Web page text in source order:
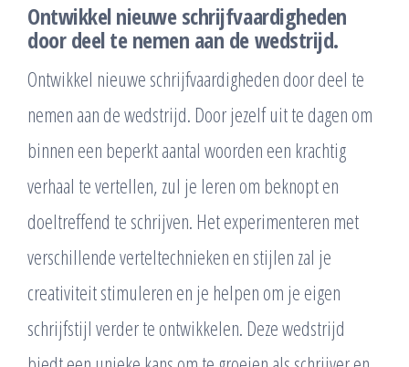
Ontwikkel nieuwe schrijfvaardigheden
door deel te nemen aan de wedstrijd.
Ontwikkel nieuwe schrijfvaardigheden door deel te
nemen aan de wedstrijd. Door jezelf uit te dagen om
binnen een beperkt aantal woorden een krachtig
verhaal te vertellen, zul je leren om beknopt en
doeltreffend te schrijven. Het experimenteren met
verschillende verteltechnieken en stijlen zal je
creativiteit stimuleren en je helpen om je eigen
schrijfstijl verder te ontwikkelen. Deze wedstrijd